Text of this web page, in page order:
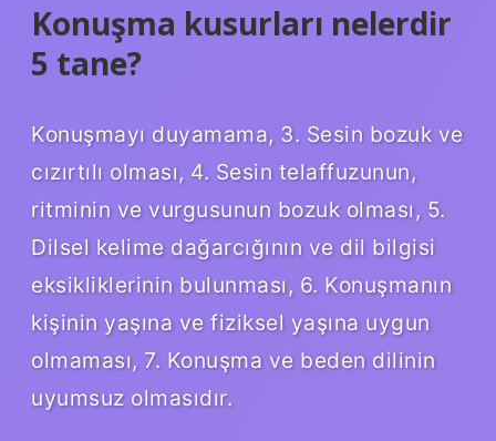
Konuşma kusurları nelerdir
5 tane?
Konuşmayı duyamama, 3. Sesin bozuk ve
cızırtılı olması, 4. Sesin telaffuzunun,
ritminin ve vurgusunun bozuk olması, 5.
Dilsel kelime dağarcığının ve dil bilgisi
eksikliklerinin bulunması, 6. Konuşmanın
kişinin yaşına ve fiziksel yaşına uygun
olmaması, 7. Konuşma ve beden dilinin
uyumsuz olmasıdır.